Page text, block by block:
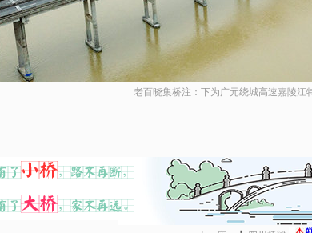
老百晓集桥注：下为广元绕城高速嘉陵江